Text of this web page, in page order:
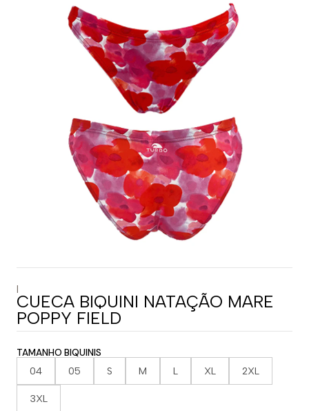
|
CUECA BIQUINI NATAÇÃO MARE
POPPY FIELD
TAMANHO BIQUINIS
04 05 S M L XL 2XL
3XL